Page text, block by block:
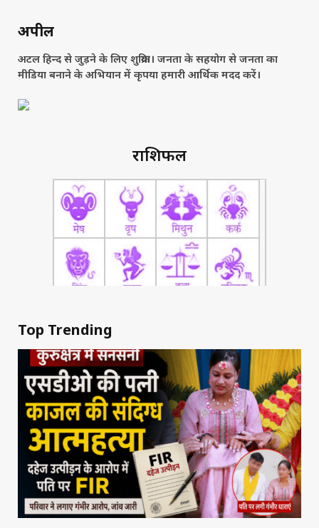
अपील
अटल हिन्द से जुड़ने के लिए शुक्रिया। जनता के सहयोग से जनता का
मीडिया बनाने के अभियान में कृपया हमारी आर्थिक मदद करें।
राशिफल
Top Trending